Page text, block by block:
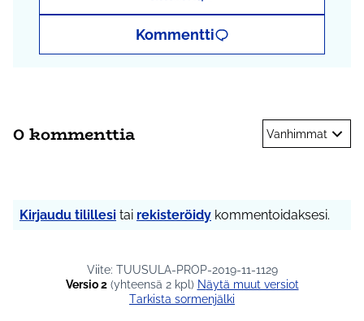
Kommentti
0 kommenttia Vanhimmat
Kirjaudu tilillesi tai rekisteröidy kommentoidaksesi.
Viite: TUUSULA-PROP-2019-11-1129
Versio 2(yhteensä 2 kpl)
näytä muut versiot
Tarkista sormenjälki